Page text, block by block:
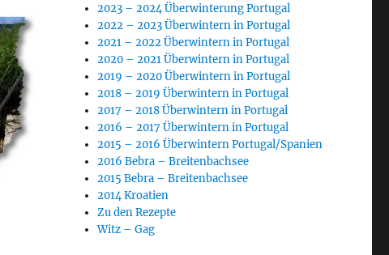
2023 – 2024 Überwinterung Portugal
2022 – 2023 Überwintern in Portugal
2021 – 2022 Überwintern in Portugal
2020 – 2021 Überwintern in Portugal
2019 – 2020 Überwintern in Portugal
2018 – 2019 Überwintern in Portugal
2017 – 2018 Überwintern in Portugal
2016 – 2017 Überwintern in Portugal
2015 – 2016 Überwintern Portugal/Spanien
2016 Bebra – Breitenbachsee
2015 Bebra – Breitenbachsee
2014 Kroatien
Zu den Rezepte
Witz – Gag